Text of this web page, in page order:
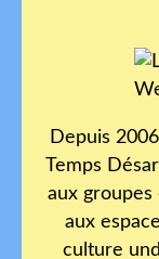
Depuis
Temps
aux groupes
aux
culture